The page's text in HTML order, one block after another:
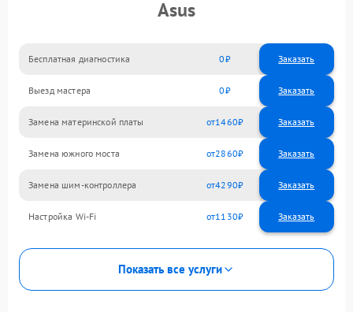
Asus
Бесплатная диагностика 0 Заказать
Выезд мастера 0 Заказать
Замена материнской платы 1460
Замена южного моста 2860
Замена шим-контроллера 4290
Настройка Wi-Fi 1130
Показать все услуги